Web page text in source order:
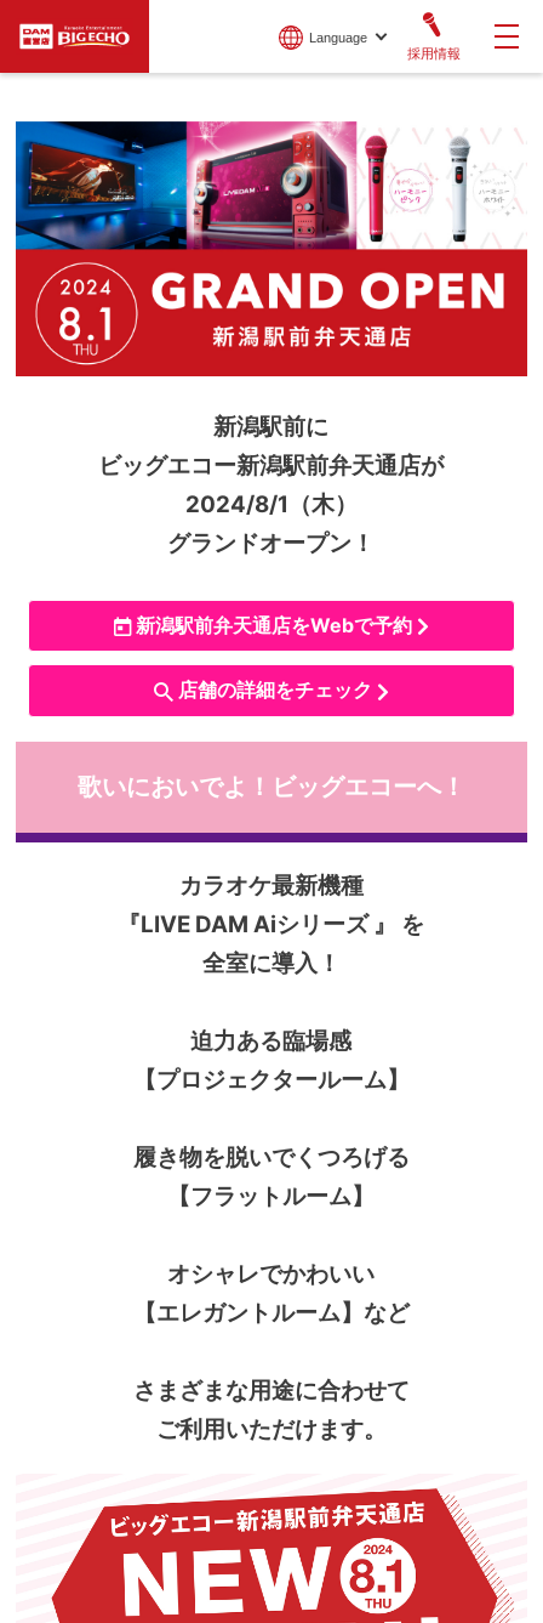
Language
採用情報
新潟駅前に
ビッグエコー新潟駅前弁天通店が
2024/8/1（木）
グランドオープン！
新潟駅前弁天通店をWebで予約
店舗の詳細をチェック
歌いにおいでよ！ビッグエコーへ！
カラオケ最新機種
『LIVE DAM Aiシリーズ 』 を
全室に導入！
迫力ある臨場感
【プロジェクタールーム】
履き物を脱いでくつろげる
【フラットルーム】
オシャレでかわいい
【エレガントルーム】など
さまざまな用途に合わせて
ご利用いただけます。